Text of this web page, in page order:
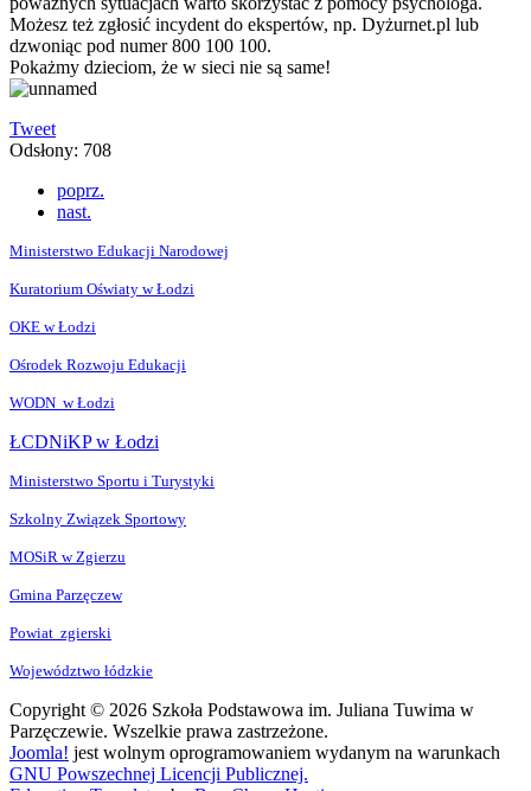
Możesz też zgłosić incydent do ekspertów, np. Dyżurnet.pl lub
dzwoniąc pod numer 800 100 100.
Pokażmy dzieciom, że w sieci nie są same!
Tweet
Odsłony: 708
poprz.
nast.
Ministerstwo Edukacji Narodowej
Kuratorium Oświaty w Łodzi
OKE w Łodzi
Ośrodek Rozwoju Edukacji
WODN w Łodzi
ŁCDNiKP w Łodzi
Ministerstwo Sportu i Turystyki
Szkolny Związek Sportowy
MOSiR w Zgierzu
Gmina Parzęczew
Powiat zgierski
Województwo łódzkie
Copyright © 2026 Szkoła Podstawowa im. Juliana Tuwima w
Parzęczewie. Wszelkie prawa zastrzeżone.
Joomla! jest wolnym oprogramowaniem wydanym na warunkach
GNU Powszechnej Licencji Publicznej.